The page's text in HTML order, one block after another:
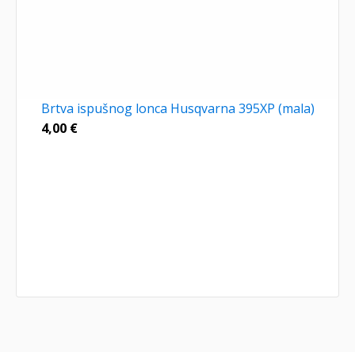
Brtva ispušnog lonca Husqvarna 395XP (mala)
4,00 €